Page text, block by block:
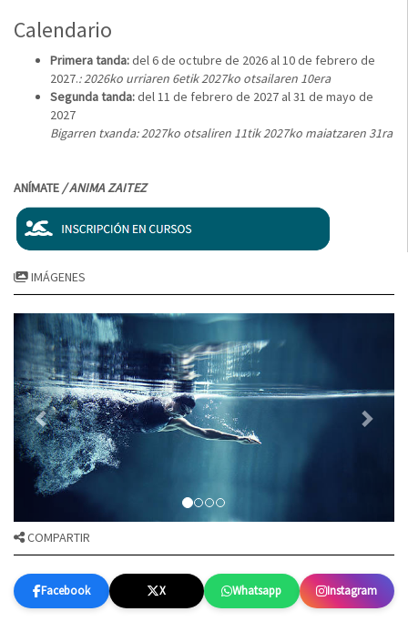
Calendario
Primera tanda:del 6 de octubre de 2026 al 10 de febrero de
2027.: 2026ko urriaren 6etik 2027ko otsailaren 10era
Segunda tanda:del 11 de febrero de 2027 al 31 de mayo de
2027
Bigarren txanda: 2027ko otsaliren 11tik 2027ko maiatzaren 31ra
ANÍMATE / ANIMA ZAITEZ
IMÁGENES
COMPARTIR
Facebook X Whatsapp Instagram